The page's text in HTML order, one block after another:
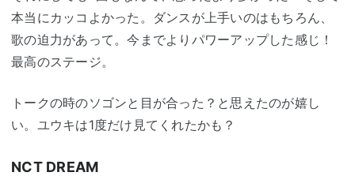
本当にカッコよかった。ダンスが上手いのはもちろん、
歌の迫力があって。今までよりパワーアップした感じ！
最高のステージ。
トークの時のソゴンと目が合った？と思えたのが嬉し
い。ユウキは1度だけ見てくれたかも？
NCT DREAM